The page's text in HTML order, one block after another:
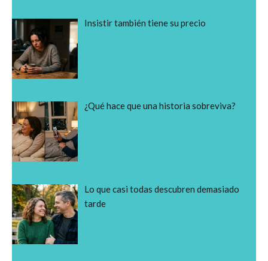
Insistir también tiene su precio
¿Qué hace que una historia sobreviva?
Lo que casi todas descubren demasiado
tarde